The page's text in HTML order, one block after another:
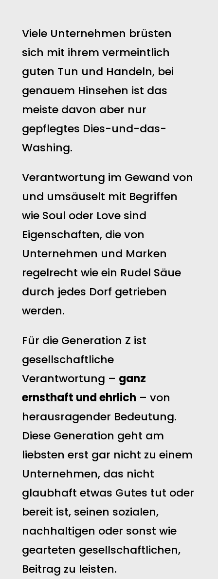
Viele Unternehmen brüsten
sich mit ihrem vermeintlich
guten Tun und Handeln, bei
genauem Hinsehen ist das
meiste davon aber nur
gepflegtes Dies-und-das-
Washing.
Verantwortung im Gewand von
und umsäuselt mit Begriffen
wie Soul oder Love sind
Eigenschaften, die von
Unternehmen und Marken
regelrecht wie ein Rudel Säue
durch jedes Dorf getrieben
werden.
Für die Generation Z ist
gesellschaftliche
Verantwortung – ganz
ernsthaft und ehrlich – von
herausragender Bedeutung.
Diese Generation geht am
liebsten erst gar nicht zu einem
Unternehmen, das nicht
glaubhaft etwas Gutes tut oder
bereit ist, seinen sozialen,
nachhaltigen oder sonst wie
gearteten gesellschaftlichen,
Beitrag zu leisten.